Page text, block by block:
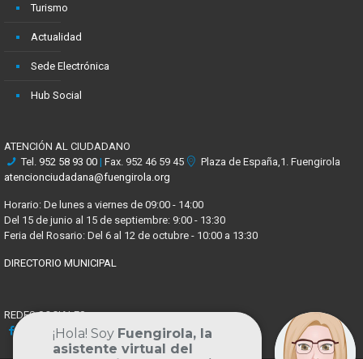
Turismo
Actualidad
Sede Electrónica
Hub Social
ATENCIÓN AL CIUDADANO
Tel. 952 58 93 00 | Fax. 952 46 59 45
Plaza de España,1. Fuengirola
atencionciudadana@fuengirola.org
Horario: De lunes a viernes de 09:00 - 14:00
Del 15 de junio al 15 de septiembre: 9:00 - 13:30
Feria del Rosario: Del 6 al 12 de octubre - 10:00 a 13:30
DIRECTORIO MUNICIPAL
REDES SOCIALES
FacebookYoutubeInstagram